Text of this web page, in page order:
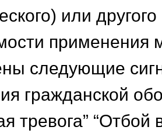
или
применения
следующие
гражданской
тревога” “Отбой